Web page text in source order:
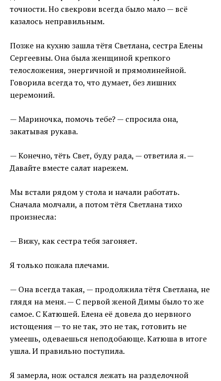
точности. Но свекрови всегда было мало — всё
казалось неправильным.
Позже на кухню зашла тётя Светлана, сестра Елены
Сергеевны. Она была женщиной крепкого
телосложения, энергичной и прямолинейной.
Говорила всегда то, что думает, без лишних
церемоний.
— Мариночка, помочь тебе? — спросила она,
закатывая рукава.
— Конечно, тёть Свет, буду рада, — ответила я. —
Давайте вместе салат нарежем.
Мы встали рядом у стола и начали работать.
Сначала молчали, а потом тётя Светлана тихо
произнесла:
— Вижу, как сестра тебя загоняет.
Я только пожала плечами.
— Она всегда такая, — продолжила тётя Светлана, не
глядя на меня. — С первой женой Димы было то же
самое. С Катюшей. Елена её довела до нервного
истощения — то не так, это не так, готовить не
умеешь, одеваешься неподобающе. Катюша в итоге
ушла. И правильно поступила.
Я замерла, нож остался лежать на разделочной